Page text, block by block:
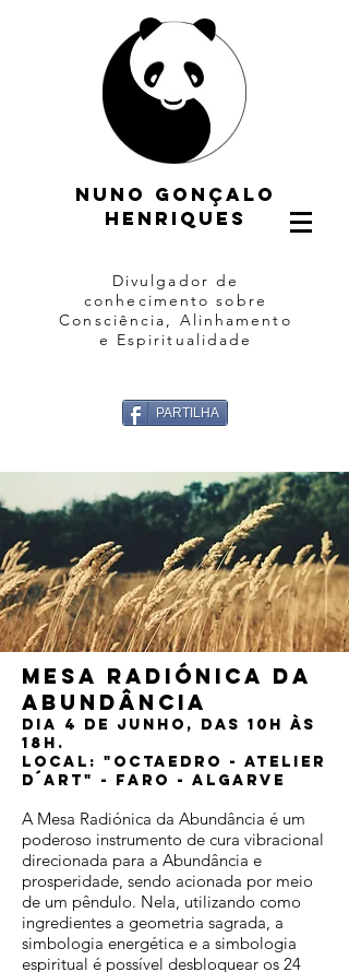
Nuno gonçalo
henriques
Divulgador de
conhecimento sobre
Consciência, Alinhamento
e Espiritualidade
PARTILHA
mesa radiónica da
abundância
dia 4 de Junho, das 10h às
18h.
Local: "Octaedro - Atelier
D´Art" - Faro - Algarve
A Mesa Radiónica da Abundância é um
poderoso instrumento de cura vibracional
direcionada para a Abundância e
prosperidade, sendo acionada por meio
de um pêndulo. Nela, utilizando como
ingredientes a geometria sagrada, a
simbologia energética e a simbologia
espiritual é possível desbloquear os 24